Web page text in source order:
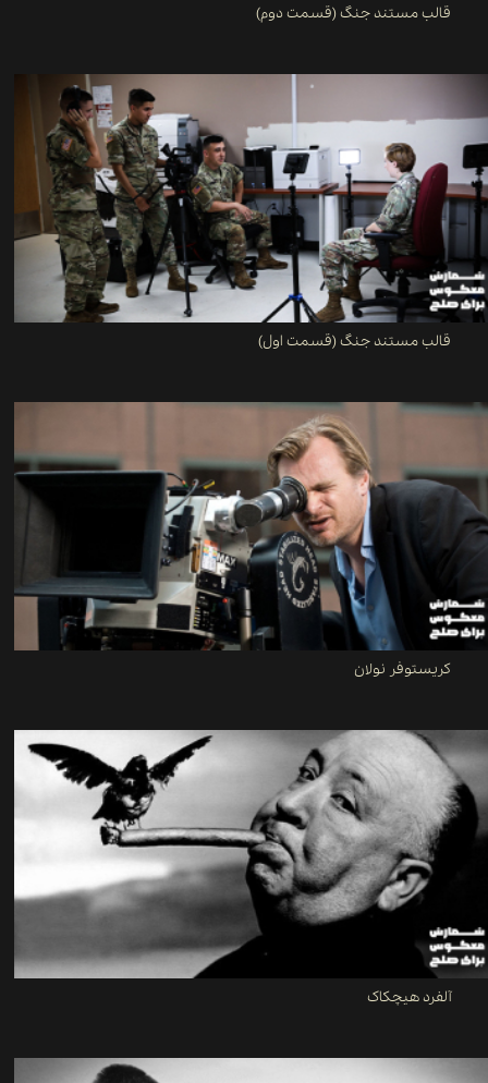
قالب مستند جنگ (قسمت دوم)
قالب مستند جنگ (قسمت اول)
کریستوفر نولان
آلفرد هیچکاک